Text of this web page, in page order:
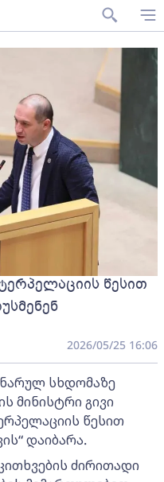
წესით
2026/05/25 16:06
სხდომაზე
მინისტრი გივი
წესით
დაიბარა.
ძირითადი